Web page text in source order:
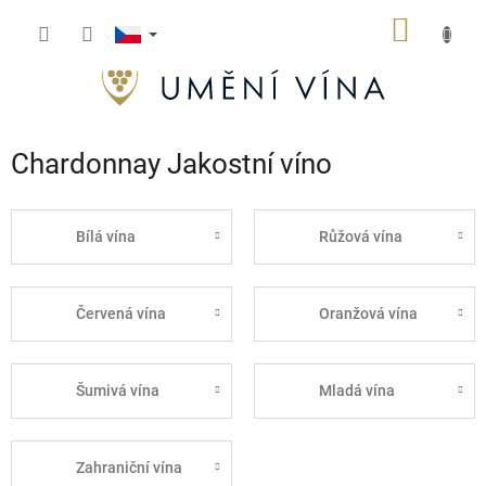
Chardonnay Jakostní víno
Bílá vína Růžová vína
Červená vína Oranžová vína
Šumivá vína Mladá vína
Zahraniční vína